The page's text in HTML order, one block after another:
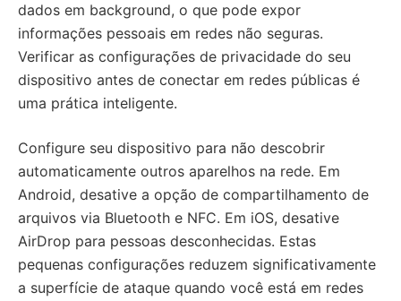
dados em background, o que pode expor
informações pessoais em redes não seguras.
Verificar as configurações de privacidade do seu
dispositivo antes de conectar em redes públicas é
uma prática inteligente.
Configure seu dispositivo para não descobrir
automaticamente outros aparelhos na rede. Em
Android, desative a opção de compartilhamento de
arquivos via Bluetooth e NFC. Em iOS, desative
AirDrop para pessoas desconhecidas. Estas
pequenas configurações reduzem significativamente
a superfície de ataque quando você está em redes